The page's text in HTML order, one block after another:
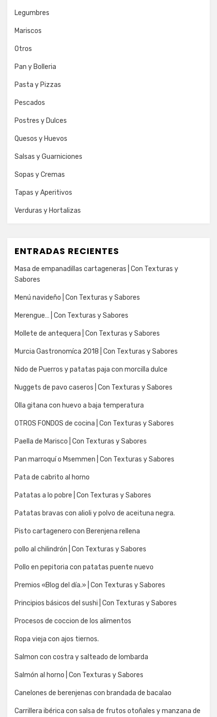
Legumbres
Mariscos
Otros
Pan y Bolleria
Pasta y Pizzas
Pescados
Postres y Dulces
Quesos y Huevos
Salsas y Guarniciones
Sopas y Cremas
Tapas y Aperitivos
Verduras y Hortalizas
ENTRADAS RECIENTES
Masa de empanadillas cartageneras | Con Texturas y
Sabores
Menú navideño | Con Texturas y Sabores
Merengue… | Con Texturas y Sabores
Mollete de antequera | Con Texturas y Sabores
Murcia Gastronomíca 2018 | Con Texturas y Sabores
Nido de Puerros y patatas paja con morcilla dulce
Nuggets de pavo caseros | Con Texturas y Sabores
Olla gitana con huevo a baja temperatura
OTROS FONDOS de cocina | Con Texturas y Sabores
Paella de Marisco | Con Texturas y Sabores
Pan marroquí o Msemmen | Con Texturas y Sabores
Pata de cabrito al horno
Patatas a lo pobre | Con Texturas y Sabores
Patatas bravas con alioli y polvo de aceituna negra.
Pisto cartagenero con Berenjena rellena
pollo al chilindrón | Con Texturas y Sabores
Pollo en pepitoria con patatas puente nuevo
Premios «Blog del día.» | Con Texturas y Sabores
Principios básicos del sushi | Con Texturas y Sabores
Procesos de coccion de los alimentos
Ropa vieja con ajos tiernos.
Salmon con costra y salteado de lombarda
Salmón al horno | Con Texturas y Sabores
Canelones de berenjenas con brandada de bacalao
Carrillera ibérica con salsa de frutos otoñales y manzana de